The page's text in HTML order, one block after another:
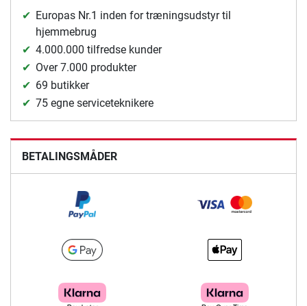
Europas Nr.1 inden for træningsudstyr til
hjemmebrug
4.000.000 tilfredse kunder
Over 7.000 produkter
69 butikker
75 egne serviceteknikere
BETALINGSMÅDER